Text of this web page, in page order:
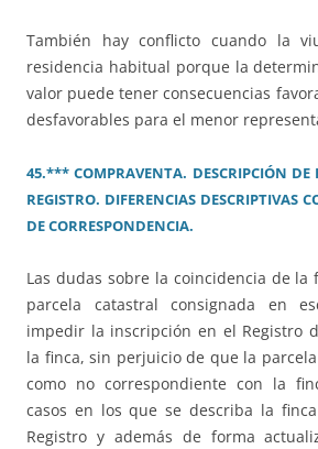
También hay conflicto cuando la
residencia habitual porque la
valor puede tener consecuencias
desfavorables para el menor
45.*** COMPRAVENTA. DESCRIPCIÓN DE
REGISTRO. DIFERENCIAS DESCRIPTIVAS
DE CORRESPONDENCIA.
Las dudas sobre la coincidencia de la
parcela catastral consignada en
impedir la inscripción en el Registro
la finca, sin perjuicio de que la
como no correspondiente con la
casos en los que se describa la
Registro y además de forma